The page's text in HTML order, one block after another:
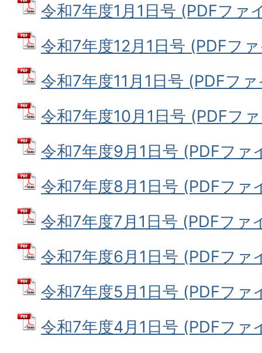
令和7年度1月1日号 (PDFファ
令和7年度12月1日号 (PDFフ
令和7年度11月1日号 (PDFフ
令和7年度10月1日号 (PDFフ
令和7年度9月1日号 (PDFファ
令和7年度8月1日号 (PDFファ
令和7年度7月1日号 (PDFファ
令和7年度6月1日号 (PDFファ
令和7年度5月1日号 (PDFファ
令和7年度4月1日号 (PDFファ